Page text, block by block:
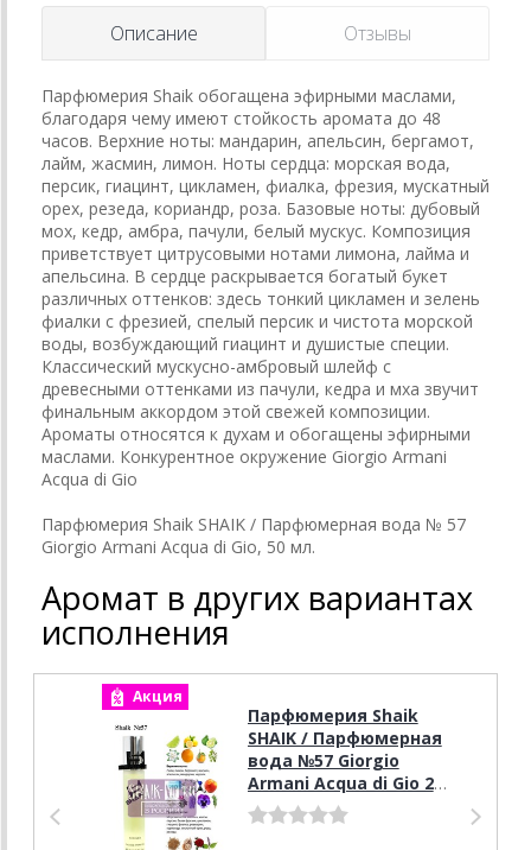
Описание Отзывы
Парфюмерия Shaik обогащена эфирными маслами,
благодаря чему имеют стойкость аромата до 48
часов. Верхние ноты: мандарин, апельсин, бергамот,
лайм, жасмин, лимон. Ноты сердца: морская вода,
персик, гиацинт, цикламен, фиалка, фрезия, мускатный
орех, резеда, кориандр, роза. Базовые ноты: дубовый
мох, кедр, амбра, пачули, белый мускус. Композиция
приветствует цитрусовыми нотами лимона, лайма и
апельсина. В сердце раскрывается богатый букет
различных оттенков: здесь тонкий цикламен и зелень
фиалки с фрезией, спелый персик и чистота морской
воды, возбуждающий гиацинт и душистые специи.
Классический мускусно-амбровый шлейф с
древесными оттенками из пачули, кедра и мха звучит
финальным аккордом этой свежей композиции.
Ароматы относятся к духам и обогащены эфирными
маслами. Конкурентное окружение Giorgio Armani
Acqua di Gio
Парфюмерия Shaik SHAIK / Парфюмерная вода № 57
Giorgio Armani Acqua di Gio, 50 мл.
Аромат в других вариантах
исполнения
Акция
Парфюмерия Shaik
SHAIK / Парфюмерная
вода №57 Giorgio
Armani Acqua di Gio 20
ml